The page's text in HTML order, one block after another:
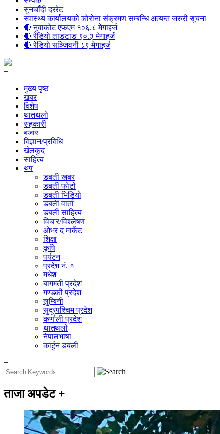
सुनचाँदी दररेट
स्वास्थ्य कार्यालयको कोरोना संक्रमण सम्बन्धि अत्यन्त जरुरी सूचना
🔴 नुवाकोट एफएम १०६.८ मेगाहर्ज
🔴 रेडियो लाङटाङ ९०.३ मेगाहर्ज
🔴 रेडियो सञ्जिवनी ८९ मेगाहर्ज
+
मुख्य पृष्ठ
खबर
विशेष
थातथलो
सहकारी
बजार
विज्ञान/प्रविधि
खेलकुद
साहित्य
थप
डबली खबर
डबली फोटो
डबली भिडियो
डबली वार्ता
डबली साहित्य
विचार/विश्‍लेषण
ओभर द मार्केट
शिक्षा
कृषि
पर्यटन
प्रदेश नं. १
मधेश
बागमती प्रदेश
गण्डकी प्रदेश
लुम्बिनी
सुदूरपश्चिम प्रदेश
कर्णाली प्रदेश
थातथलो
नेपालभाषा
कार्टुन डबली
+
ताजा अपडेट +